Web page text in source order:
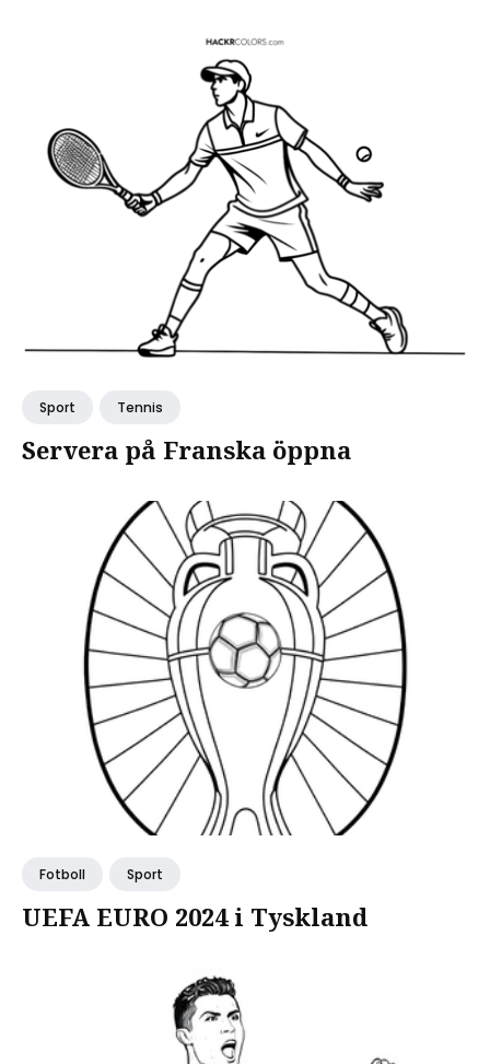
Sport Tennis
Servera på Franska öppna
Fotboll Sport
UEFA EURO 2024 i Tyskland